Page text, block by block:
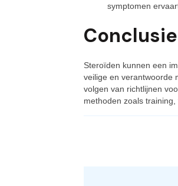
symptomen
Conclusie
Steroïden kunnen een
veilige en verantwoorde
volgen van richtlijnen
methoden zoals